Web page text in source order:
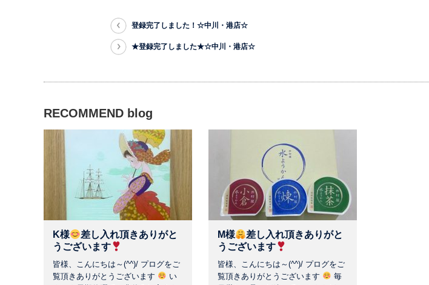
登録完了しました！☆中川・港店☆
★登録完了しました★☆中川・港店☆
RECOMMEND blog
K様
差し入れ頂きありがと
うございます
皆様、こんにちは～(^^)/ プログをご
覧頂きありがとうございます
い
M様
差し入れ頂きありがと
うございます
皆様、こんにちは～(^^)/ プログをご
覧頂きありがとうございます
毎